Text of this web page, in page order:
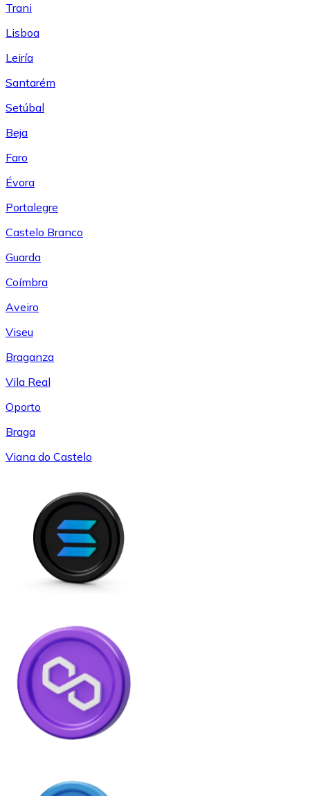
Trani
Lisboa
Leiría
Santarém
Setúbal
Beja
Faro
Évora
Portalegre
Castelo Branco
Guarda
Coímbra
Aveiro
Viseu
Braganza
Vila Real
Oporto
Braga
Viana do Castelo